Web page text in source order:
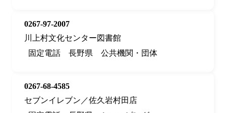
0267-97-2007
川上村文化センター図書館
固定電話
長野県 公共機関・団体
0267-68-4585
セブンイレブン／佐久岩村田店